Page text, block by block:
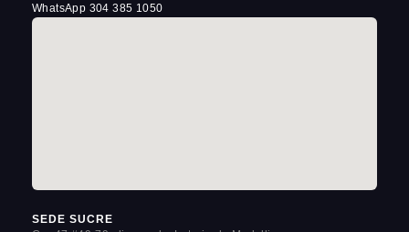
WhatsApp 304 385 1050
SEDE SUCRE